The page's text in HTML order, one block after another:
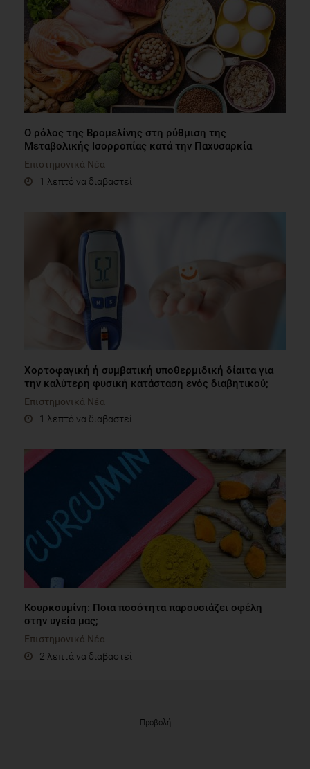
Ο ρόλος της Βρομελίνης στη ρύθμιση της
Μεταβολικής Ισορροπίας κατά την Παχυσαρκία
Επιστημονικά Νέα
1 λεπτό να διαβαστεί
Χορτοφαγική ή συμβατική υποθερμιδική δίαιτα για
την καλύτερη φυσική κατάσταση ενός διαβητικού;
Επιστημονικά Νέα
1 λεπτό να διαβαστεί
Κουρκουμίνη: Ποια ποσότητα παρουσιάζει οφέλη
στην υγεία μας;
Επιστημονικά Νέα
2 λεπτά να διαβαστεί
Προβολή